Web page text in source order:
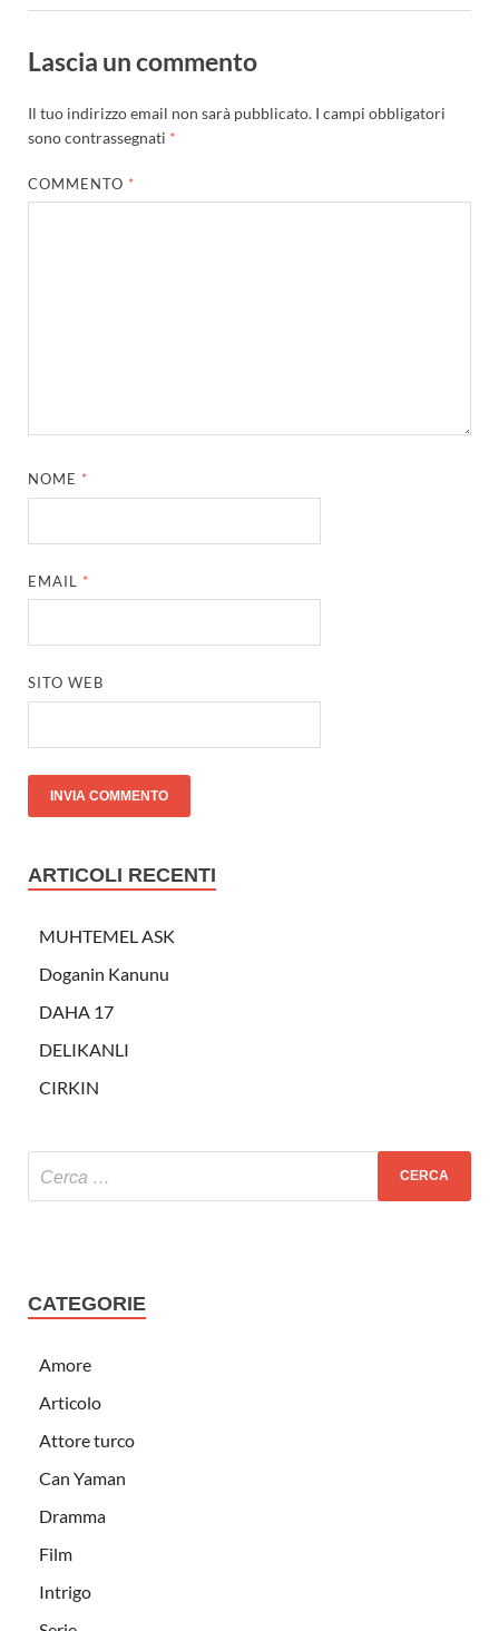
Lascia un commento
Il tuo indirizzo email non sarà pubblicato. I campi obbligatori
sono contrassegnati *
COMMENTO *
NOME *
EMAIL *
SITO WEB
ARTICOLI RECENTI
MUHTEMEL ASK
Doganin Kanunu
DAHA 17
DELIKANLI
CIRKIN
CATEGORIE
Amore
Articolo
Attore turco
Can Yaman
Dramma
Film
Intrigo